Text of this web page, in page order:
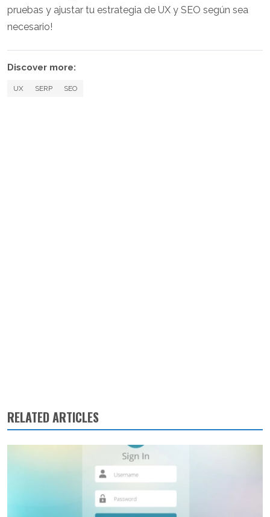
pruebas y ajustar tu estrategia de UX y SEO según sea
necesario!
Discover more:
UX SERP SEO
RELATED ARTICLES